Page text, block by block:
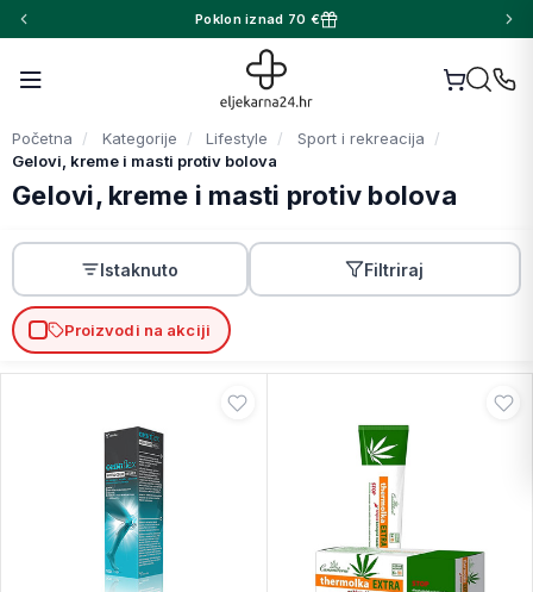
Poklon iznad 70 €
Početna Kategorije Lifestyle
Sport i rekreacija
Gelovi, kreme i masti protiv bolova
Gelovi, kreme i masti protiv bolova
Istaknuto Filtriraj
Proizvodi na akciji